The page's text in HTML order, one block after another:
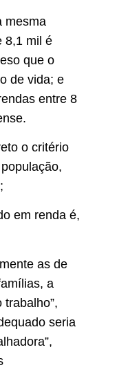
mesma
8,1 mil é
que o
de vida; e
entre 8
o critério
em renda é,
as de
a
seria